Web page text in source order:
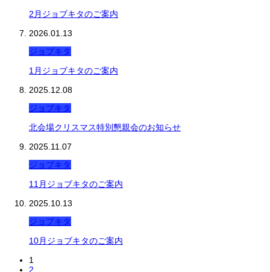
2月ジョブキタのご案内
2026.01.13
ジョブキタ
1月ジョブキタのご案内
2025.12.08
ジョブキタ
北会場クリスマス特別懇親会のお知らせ
2025.11.07
ジョブキタ
11月ジョブキタのご案内
2025.10.13
ジョブキタ
10月ジョブキタのご案内
1
2